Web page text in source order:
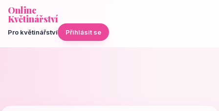
Online
Květinářství
Pro květinářství Přihlásit se